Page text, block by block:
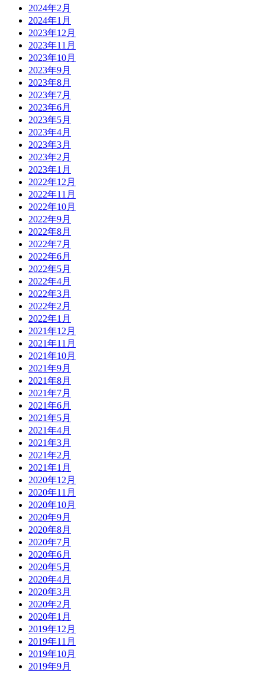
2024年2月
2024年1月
2023年12月
2023年11月
2023年10月
2023年9月
2023年8月
2023年7月
2023年6月
2023年5月
2023年4月
2023年3月
2023年2月
2023年1月
2022年12月
2022年11月
2022年10月
2022年9月
2022年8月
2022年7月
2022年6月
2022年5月
2022年4月
2022年3月
2022年2月
2022年1月
2021年12月
2021年11月
2021年10月
2021年9月
2021年8月
2021年7月
2021年6月
2021年5月
2021年4月
2021年3月
2021年2月
2021年1月
2020年12月
2020年11月
2020年10月
2020年9月
2020年8月
2020年7月
2020年6月
2020年5月
2020年4月
2020年3月
2020年2月
2020年1月
2019年12月
2019年11月
2019年10月
2019年9月